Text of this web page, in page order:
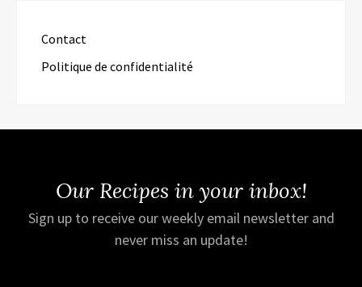
Contact
Politique de confidentialité
Our Recipes in your inbox!
Sign up to receive our weekly email newsletter and
never miss an update!